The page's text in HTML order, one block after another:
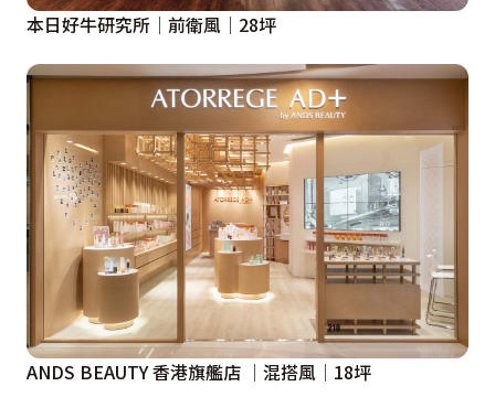
本日好牛研究所│前衛風│28坪
ANDS BEAUTY 香港旗艦店 │混搭風│18坪